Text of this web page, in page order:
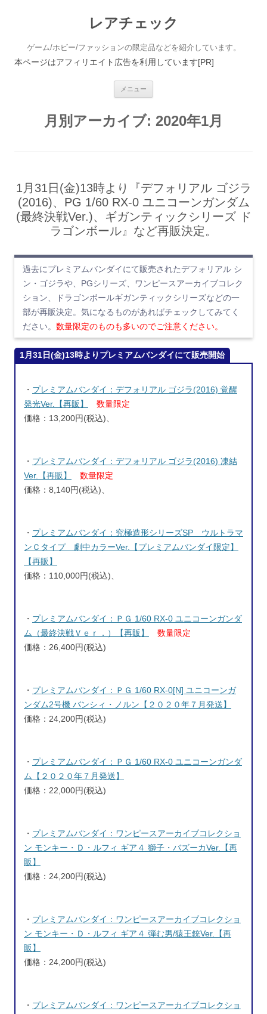
レアチェック
ゲーム/ホビー/ファッションの限定品などを紹介しています。
本ページはアフィリエイト広告を利用しています[PR]
メニュー
月別アーカイブ: 2020年1月
1月31日(金)13時より『デフォリアル ゴジラ
(2016)、PG 1/60 RX-0 ユニコーンガンダム
(最終決戦Ver.)、ギガンティックシリーズ ド
ラゴンボール』など再販決定。
過去にプレミアムバンダイにて販売されたデフォリアル シ
ン・ゴジラや、PGシリーズ、ワンピースアーカイブコレク
ション、ドラゴンボールギガンティックシリーズなどの一
部が再販決定。気になるものがあればチェックしてみてく
ださい。 数量限定のものも多いのでご注意ください。
1月31日(金)13時よりプレミアムバンダイにて販売開始
・ プレミアムバンダイ：デフォリアル ゴジラ(2016) 覚醒
発光Ver.【再販】
数量限定
価格：13,200円(税込)、
・ プレミアムバンダイ：デフォリアル ゴジラ(2016) 凍結
Ver.【再販】
数量限定
価格：8,140円(税込)、
・ プレミアムバンダイ：究極造形シリーズSP ウルトラマ
ンＣタイプ 劇中カラーVer.【プレミアムバンダイ限定】
【再販】
価格：110,000円(税込)、
・ プレミアムバンダイ：ＰＧ 1/60 RX-0 ユニコーンガンダ
ム（最終決戦Ｖｅｒ．）【再販】
数量限定
価格：26,400円(税込)
・ プレミアムバンダイ：ＰＧ 1/60 RX-0[N] ユニコーンガ
ンダム2号機 バンシィ・ノルン【２０２０年７月発送】
価格：24,200円(税込)
・ プレミアムバンダイ：ＰＧ 1/60 RX-0 ユニコーンガンダ
ム【２０２０年７月発送】
価格：22,000円(税込)
・ プレミアムバンダイ：ワンピースアーカイブコレクショ
ン モンキー・Ｄ・ルフィ ギア４ 獅子・バズーカVer.【再
販】
価格：24,200円(税込)
・ プレミアムバンダイ：ワンピースアーカイブコレクショ
ン モンキー・Ｄ・ルフィ ギア４ 弾む男/猿王銃Ver.【再
販】
価格：24,200円(税込)
・ プレミアムバンダイ：ワンピースアーカイブコレクショ